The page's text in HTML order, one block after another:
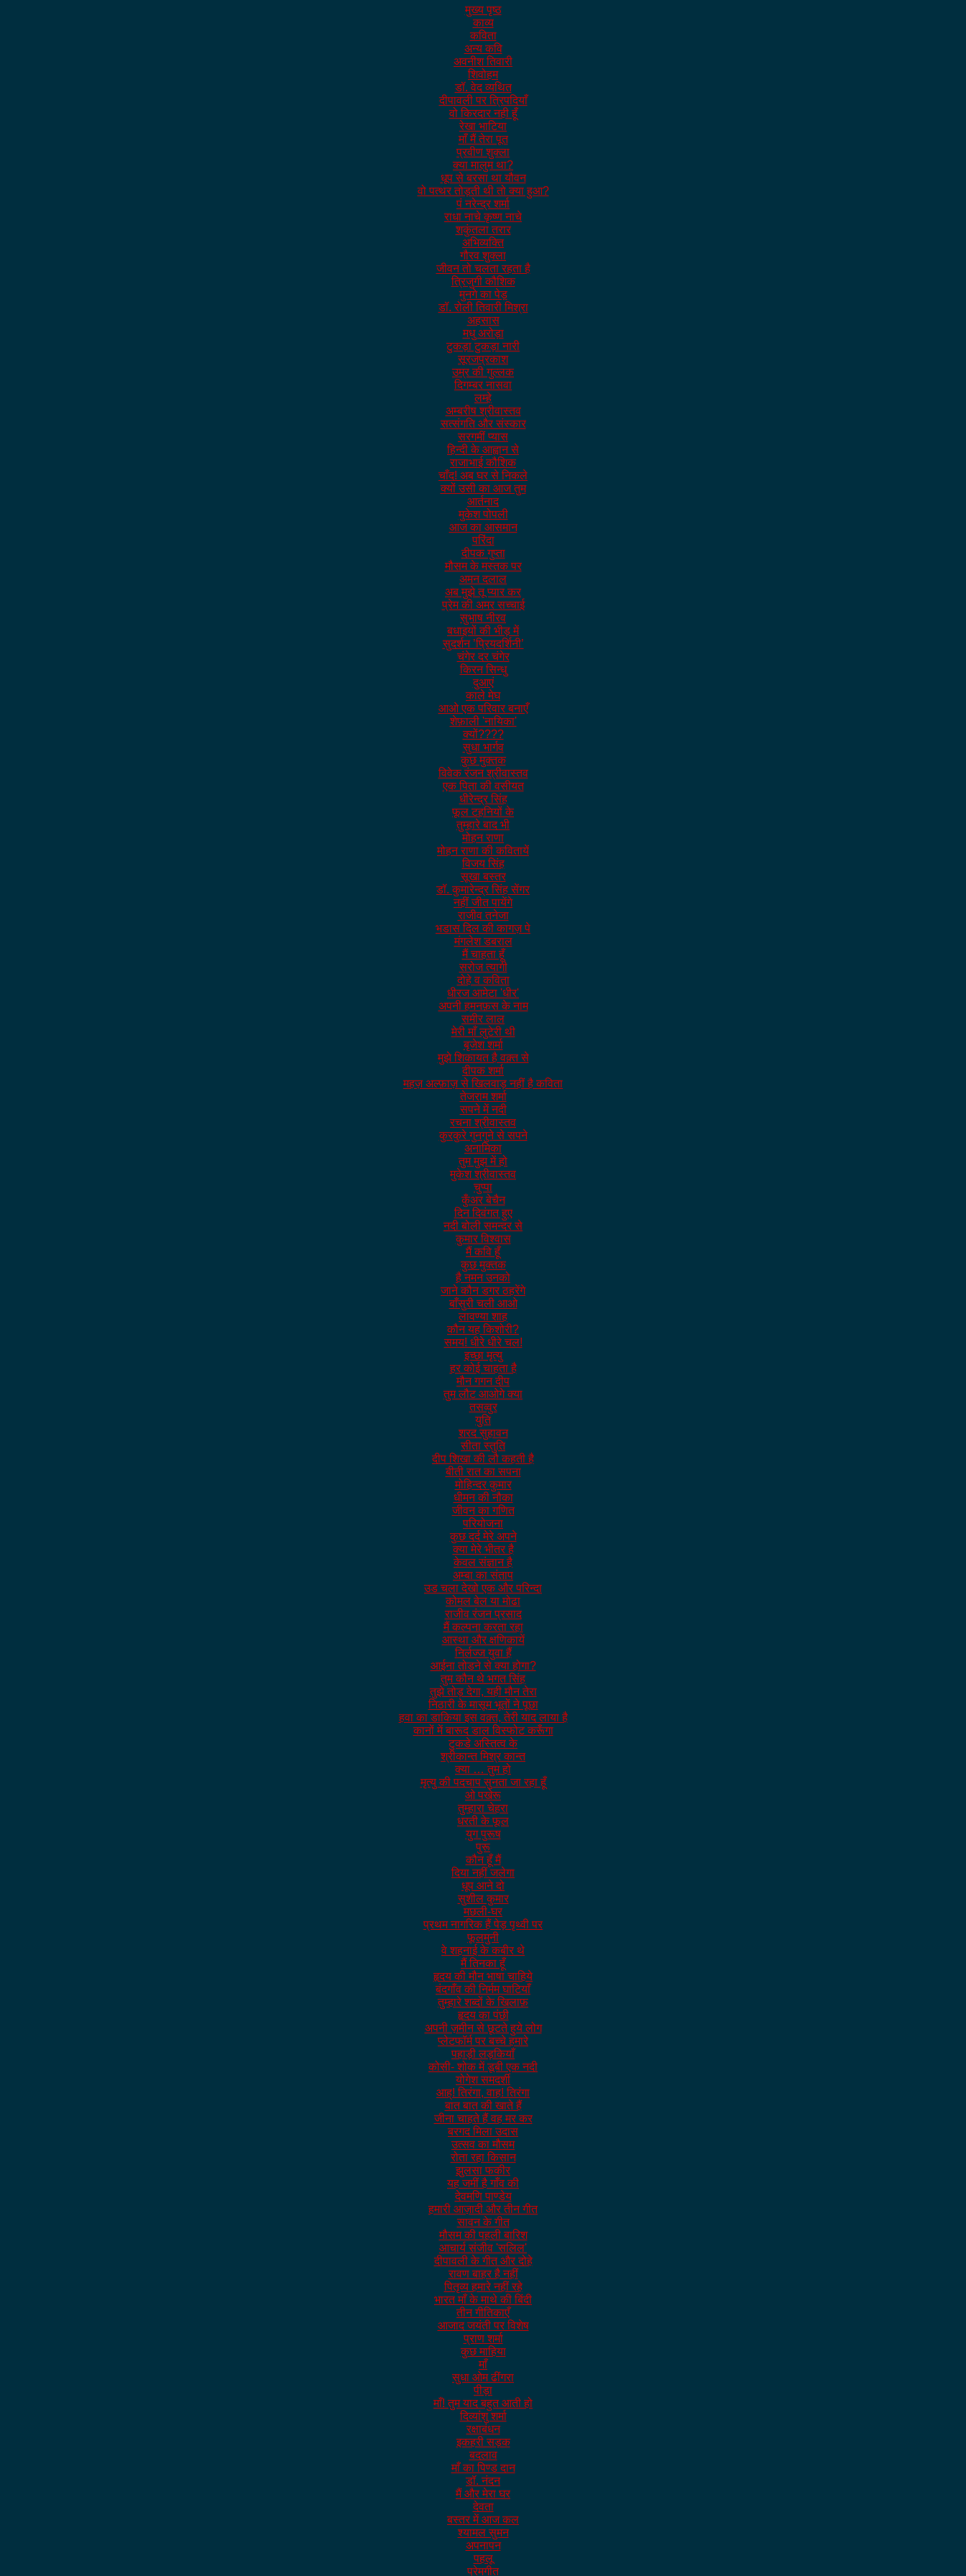
मुख्य पृष्ठ
काव्य
कविता
अन्य कवि
अवनीश तिवारी
शिवोहम
डॉ. वेद व्यथित
दीपावली पर त्रिपदियाँ
वो किरदार नही हूँ
रेखा भाटिया
माँ मैं तेरा पूत
प्रवीण शुक्ला
क्या मालुम था?
धूप से बरसा था यौवन
वो पत्थर तोड़ती थी तो क्या हुआ?
पं नरेन्द्र शर्मा
राधा नाचे कृष्ण नाचे
शकुंतला तरार
अभिव्यक्ति
गौरव शुक्ला
जीवन तो चलता रहता है
त्रिजुगी कौशिक
मुनगे का पेड़
डॉ. रोली तिवारी मिश्रा
अहसास
मधु अरोड़ा
टुकड़ा टुकड़ा नारी
सूरजप्रकाश
उम्र की गुल्लक
दिगम्बर नासवा
लम्हे
अम्बरीष श्रीवास्तव
सत्संगति और संस्कार
सरगमीं प्यास
हिन्दी के आह्वान से
राजाभाई कौशिक
चाँद! अब घर से निकले
क्यों उसी का आज तुम
आर्तनाद
मुकेश पोपली
आज का आसमान
परिंदा
दीपक गुप्ता
मौसम के मस्तक पर
अमन दलाल
अब मुझे तू प्यार कर
प्रेम की अमर सच्चाई
सुभाष नीरव
बधाइयों की भीड़ में
सुदर्शन ’प्रियदर्शिनी’
चंगेर दर चंगेर
किरन सिन्धु
दुआएं
काले मेघ
आओ एक परिवार बनाएँ
शेफ़ाली 'नायिका'
क्यों????
सुधा भार्गव
कुछ मुक्तक
विवेक रंजन श्रीवास्तव
एक पिता की वसीयत
धीरेन्द्र सिंह
फूल टहनियों के
तुम्हारे बाद भी
मोहन राणा
मोहन राणा की कवितायें
विजय सिंह
सूखा बस्तर
डॉ. कुमारेन्द्र सिंह सेंगर
नहीं जीत पायेंगे
राजीव तनेजा
भडास दिल की कागज़ पे
मंगलेश डबराल
मैं चाहता हूँ
सरोज त्यागी
दोहे व कविता
धीरज आमेटा 'धीर'
अपनी हमनफ़स के नाम
समीर लाल
मेरी माँ लुटेरी थी
बृजेश शर्मा
मुझे शिकायत है वक़्त से
दीपक शर्मा
महज़ अल्फ़ाज़ से खिलवाड़ नहीं है कविता
तेजराम शर्मा
सपने में नदी
रचना श्रीवास्तव
कुरकुरे गुनगुने से सपने
अनामिका
तुम मुझ में हो
मुकेश श्रीवास्तव
चुप्पा
कुँअर बेचैन
दिन दिवंगत हुए
नदी बोली समन्दर से
कुमार विश्वास
मैं कवि हूँ
कुछ मुक्तक
है नमन उनको
जाने कौन डगर ठहरेंगे
बाँसुरी चली आओ
लावण्या शाह
कौन यह किशोरी?
समय! धीरे धीरे चल!
इच्छा मृत्यु
हर कोई चाहता है
मौन गगन दीप
तुम लौट आओगे क्या
तसव्वुर
युति
शरद सुहावन
सीता स्तुति
दीप शिखा की लौ कहती है
बीती रात का सपना
मोहिन्दर कुमार
धीमन की नौका
जीवन का गणित
परियोजना
कुछ दर्द मेरे अपने
क्या मेरे भीतर है
केवल संज्ञान है
अम्बा का संताप
उड चला देखो एक और परिन्दा
कोमल बेल या मोढा
राजीव रंजन प्रसाद
मैं कल्पना करता रहा
आस्था और क्षणिकायें
निर्लज्ज युवा हैं
आईना तोडने से क्या होगा?
तुम कौन थे भगत सिंह
तुझे तोड़ देगा, यही मौन तेरा
निठारी के मासूम भूतों ने पूछा
हवा का डाकिया इस वक़्त, तेरी याद लाया है
कानों में बारूद डाल विस्फोट करूँगा
टुकडे अस्तित्व के
श्रीकान्त मिश्र कान्त
क्या … तुम हो
मृत्यु की पदचाप सुनता जा रहा हूँ
ओ पखेरू
तुम्हारा चेहरा
धरती के फूल
युग पुरूष
पुरू
कौन हूँ मैं
दिया नहीं जलेगा
धूप आने दो
सुशील कुमार
मछली-घर
प्रथम नागरिक हैं पेड़ पृथ्वी पर
फूलमुनी
वे शहनाई के कबीर थे
मैं तिनका हूँ
हृदय की मौन भाषा चाहिये
बंदगाँव की निर्मम घाटियाँ
तुम्हारे शब्दों के खिलाफ़
हृदय का पंछी
अपनी ज़मीन से छूटते हुये लोग
प्लेटफॉर्म पर बच्चे हमारे
पहाड़ी लड़कियाँ
कोसी- शोक में डूबी एक नदी
योगेश समदर्शी
आह्! तिरंगा, वाह! तिरंगा
बात बात की खाते हैं
जीना चाहते हैं वह मर कर
बरगद मिला उदास
उत्सव का मौसम
रोता रहा किसान
झुलसा फकीर
यह जमीं है गाँव की
देवमणि पाण्डेय
हमारी आज़ादी और तीन गीत
सावन के गीत
मौसम की पहली बारिश
आचार्य संजीव 'सलिल'
दीपावली के गीत और दोहे
रावण बाहर है नहीं
पितृव्य हमारे नहीं रहे
भारत माँ के माथे की बिंदी
तीन गीतिकाएँ
आजाद जयंती पर विशेष
प्राण शर्मा
कुछ माहिया
माँ
सुधा ओम ढींगरा
पीड़ा
माँ! तुम याद बहुत आती हो
दिव्यांशु शर्मा
रक्षाबंधन
इकहरी सड़क
बदलाव
माँ का पिण्ड दान
डॉ. नंदन
मैं और मेरा घर
देवता
बस्तर में आज कल
श्यामल सुमन
अपनापन
पहलू
प्रेमगीत